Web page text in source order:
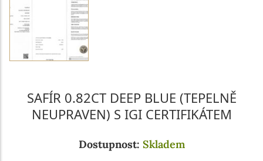
SAFÍR 0.82CT DEEP BLUE (TEPELNĚ
NEUPRAVEN) S IGI CERTIFIKÁTEM
Dostupnost: Skladem